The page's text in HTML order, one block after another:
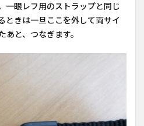
一眼レフ用のストラップと同じ
ときは一旦ここを外して両サイ
あと、つなぎます。